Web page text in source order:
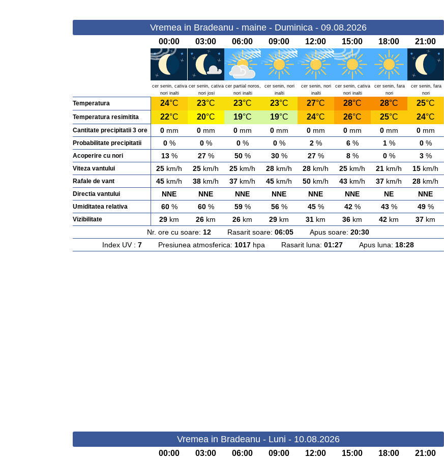
Vremea in Bradeanu - maine - Duminica - 09.08.2026
00:00 03:00 06:00 09:00 12:00 15:00 18:00 21:00
cer senin, cativa
nori inalti
cer senin, cativa
nori josi
cer partial noros,
nori inalti
cer senin, nori
inalti
cer senin, nori
inalti
cer senin, cativa
nori inalti
cer senin, fara
nori
cer senin, fara
nori
Temperatura 24°C 23°C 23°C 23°C 27°C 28°C 28°C 25°C
Temperatura resimitita 22°C 20°C 19°C 19°C 24°C 26°C 25°C 24°C
Cantitate precipitatii 3 ore 0mm 0mm 0mm 0mm 0mm 0mm 0mm 0mm
Probabilitate precipitatii 0% 0% 0% 0% 2% 6% 1% 0%
Acoperire cu nori 13% 27% 50% 30% 27% 8% 0% 3%
Viteza vantului 25 km/h 25 km/h 25 km/h 28 km/h 28 km/h 25 km/h 21 km/h 15 km/h
Rafale de vant 45 km/h 38 km/h 37 km/h 45 km/h 50 km/h 43 km/h 37 km/h 28 km/h
Directia vantului NNE NNE NNE NNE NNE NNE NE NNE
Umiditatea relativa 60% 60% 59% 56% 45% 42% 43% 49%
Vizibilitate 29 km 26 km 26 km 29 km 31 km 36 km 42 km 37 km
Nr. ore cu soare: 12 Rasarit soare: 06:05 Apus soare: 20:30
Index UV : 7 Presiunea atmosferica: 1017 hpa Rasarit luna: 01:27 Apus luna: 18:28
Vremea in Bradeanu - Luni - 10.08.2026
00:00 03:00 06:00 09:00 12:00 15:00 18:00 21:00